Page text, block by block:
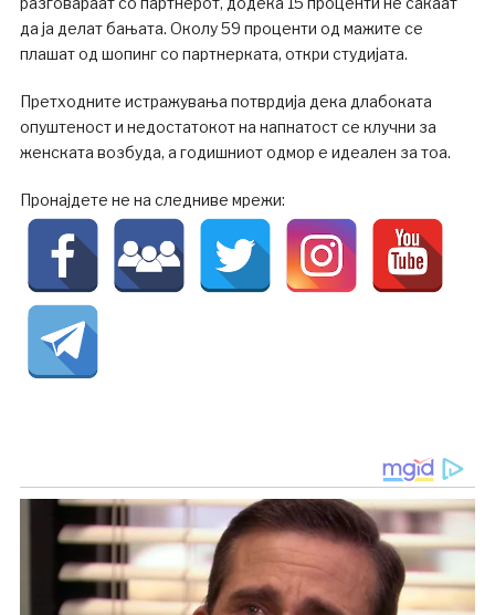
да ја делат бањата. Околу 59 проценти од мажите се
плашат од шопинг со партнерката, откри студијата.
Претходните истражувања потврдија дека длабоката
опуштеност и недостатокот на напнатост се клучни за
женската возбуда, а годишниот одмор е идеален за тоа.
Пронајдете не на следниве мрежи: